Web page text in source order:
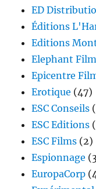
ED
Éditions
Editions
Elephant
Epicentre
Erotique (47)
ESC Conseils
ESC Editions
ESC Films (2)
Espionnage
EuropaCorp